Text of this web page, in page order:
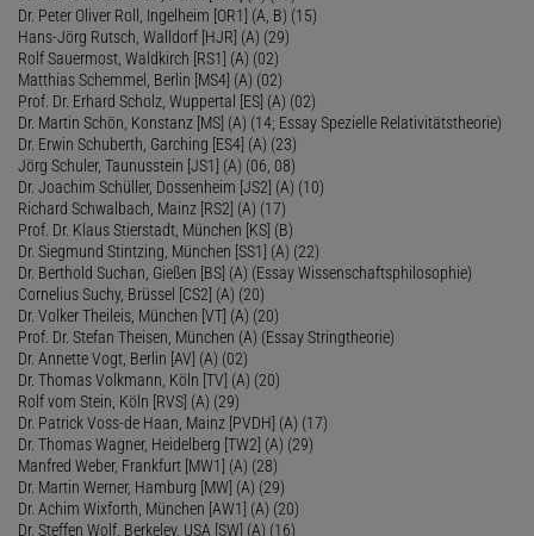
Dr. Peter Oliver Roll, Ingelheim [OR1] (A, B) (15)
Hans-Jörg Rutsch, Walldorf [HJR] (A) (29)
Rolf Sauermost, Waldkirch [RS1] (A) (02)
Matthias Schemmel, Berlin [MS4] (A) (02)
Prof. Dr. Erhard Scholz, Wuppertal [ES] (A) (02)
Dr. Martin Schön, Konstanz [MS] (A) (14; Essay Spezielle Relativitätstheorie)
Dr. Erwin Schuberth, Garching [ES4] (A) (23)
Jörg Schuler, Taunusstein [JS1] (A) (06, 08)
Dr. Joachim Schüller, Dossenheim [JS2] (A) (10)
Richard Schwalbach, Mainz [RS2] (A) (17)
Prof. Dr. Klaus Stierstadt, München [KS] (B)
Dr. Siegmund Stintzing, München [SS1] (A) (22)
Dr. Berthold Suchan, Gießen [BS] (A) (Essay Wissenschaftsphilosophie)
Cornelius Suchy, Brüssel [CS2] (A) (20)
Dr. Volker Theileis, München [VT] (A) (20)
Prof. Dr. Stefan Theisen, München (A) (Essay Stringtheorie)
Dr. Annette Vogt, Berlin [AV] (A) (02)
Dr. Thomas Volkmann, Köln [TV] (A) (20)
Rolf vom Stein, Köln [RVS] (A) (29)
Dr. Patrick Voss-de Haan, Mainz [PVDH] (A) (17)
Dr. Thomas Wagner, Heidelberg [TW2] (A) (29)
Manfred Weber, Frankfurt [MW1] (A) (28)
Dr. Martin Werner, Hamburg [MW] (A) (29)
Dr. Achim Wixforth, München [AW1] (A) (20)
Dr. Steffen Wolf, Berkeley, USA [SW] (A) (16)